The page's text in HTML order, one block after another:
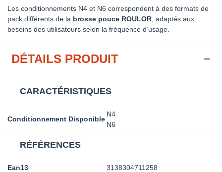
Les conditionnements N4 et N6 correspondent à des formats de
pack différents de la brosse pouce ROULOR , adaptés aux
besoins des utilisateurs selon la fréquence d’usage.
DÉTAILS PRODUIT
CARACTÉRISTIQUES
Conditionnement Disponible
N4
N6
RÉFÉRENCES
Ean13 3138304711258